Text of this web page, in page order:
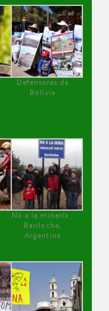
Defensoras de
Bolivia
No a la minería ,
Bariloche,
Argentina